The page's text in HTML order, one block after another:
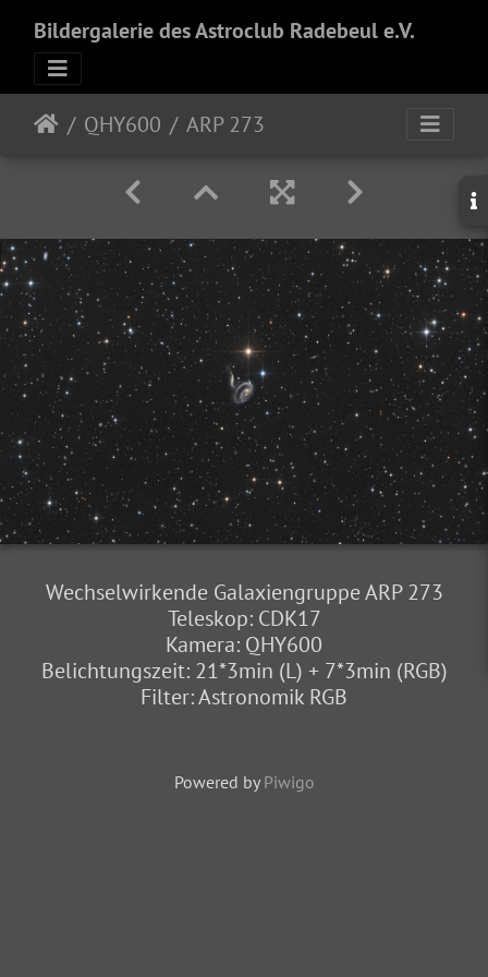
Bildergalerie des Astroclub Radebeul e.V.
QHY600 ARP 273
Wechselwirkende Galaxiengruppe ARP 273
Teleskop: CDK17
Kamera: QHY600
Belichtungszeit: 21*3min (L) + 7*3min (RGB)
Filter: Astronomik RGB
Powered by Piwigo